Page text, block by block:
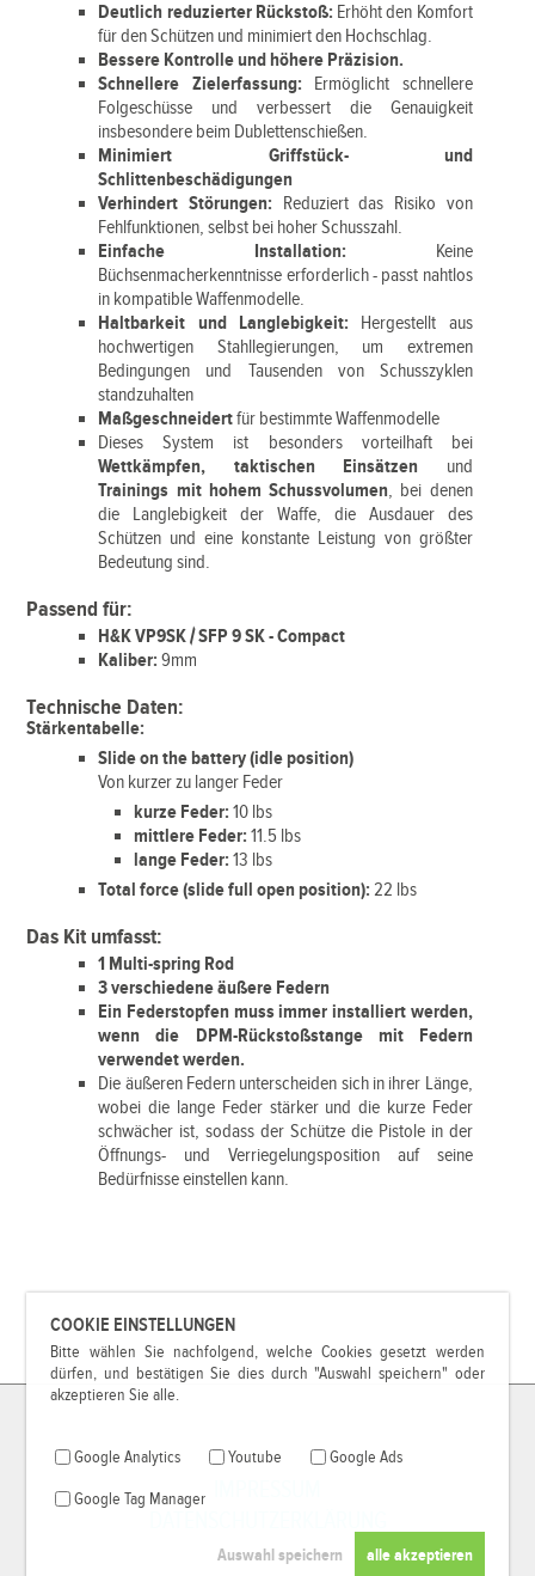
COOKIE EINSTELLUNGEN
Bitte wählen Sie nachfolgend, welche Cookies gesetzt werden
dürfen, und bestätigen Sie dies durch "Auswahl speichern" oder
akzeptieren Sie alle.
Google Analytics Youtube Google Ads
Google Tag Manager
Deutlich reduzierter Rückstoß: Erhöht den Komfort
für den Schützen und minimiert den Hochschlag.
Bessere Kontrolle und höhere Präzision.
Schnellere Zielerfassung: Ermöglicht schnellere
Folgeschüsse und verbessert die Genauigkeit
insbesondere beim Dublettenschießen.
Minimiert Griffstück- und
Schlittenbeschädigungen
Verhindert Störungen: Reduziert das Risiko von
Fehlfunktionen, selbst bei hoher Schusszahl.
Einfache Installation: Keine
Büchsenmacherkenntnisse erforderlich - passt nahtlos
in kompatible Waffenmodelle.
Haltbarkeit und Langlebigkeit: Hergestellt aus
hochwertigen Stahllegierungen, um extremen
Bedingungen und Tausenden von Schusszyklen
standzuhalten
Maßgeschneidertfür bestimmte Waffenmodelle
Dieses System ist besonders vorteilhaft bei
Wettkämpfen, taktischen Einsätzen und
Trainings mit hohem Schussvolumen, bei denen
die Langlebigkeit der Waffe, die Ausdauer des
Schützen und eine konstante Leistung von größter
Bedeutung sind.
Passend für:
H&K VP9SK / SFP 9 SK - Compact
Kaliber: 9mm
Technische Daten:
Stärkentabelle:
Slide on the battery (idle position)
Von kurzer zu langer Feder
kurze Feder:10 lbs
mittlere Feder:11.5 lbs
lange Feder:13 lbs
Total force (slide full open position):22 lbs
Das Kit umfasst:
1 Multi-spring Rod
3 verschiedene äußere Federn
Ein Federstopfen muss immer installiert werden,
wenn die DPM-Rückstoßstange mit Federn
verwendet werden.
Die äußeren Federn unterscheiden sich in ihrer Länge,
wobei die lange Feder stärker und die kurze Feder
schwächer ist, sodass der Schütze die Pistole in der
Öffnungs- und Verriegelungsposition auf seine
Bedürfnisse einstellen kann.